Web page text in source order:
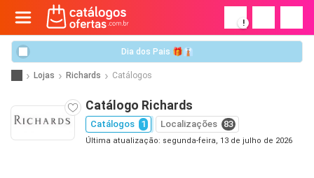
!
Dia dos Pais 🎁👔
Lojas Richards Catálogos
Catálogo Richards
Catálogos 1 Localizações 83
Última atualização: segunda-feira, 13 de julho de 2026